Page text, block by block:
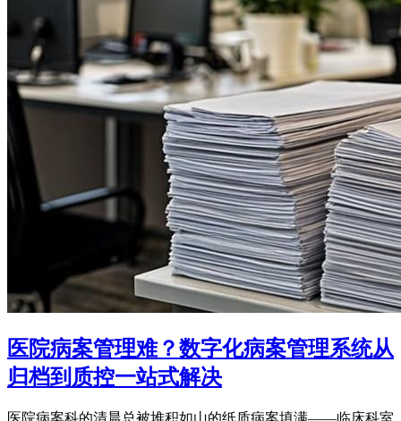
医院病案管理难？数字化病案管理系统从
归档到质控一站式解决
医院病案科的清晨总被堆积如山的纸质病案填满——临床科室